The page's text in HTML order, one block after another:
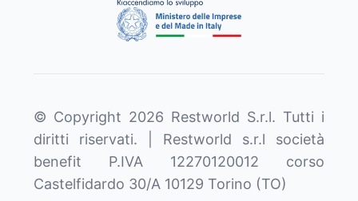
© Copyright 2026 Restworld S.r.l. Tutti i
diritti riservati. | Restworld s.r.l società
benefit P.IVA 12270120012 corso
Castelfidardo 30/A 10129 Torino (TO)